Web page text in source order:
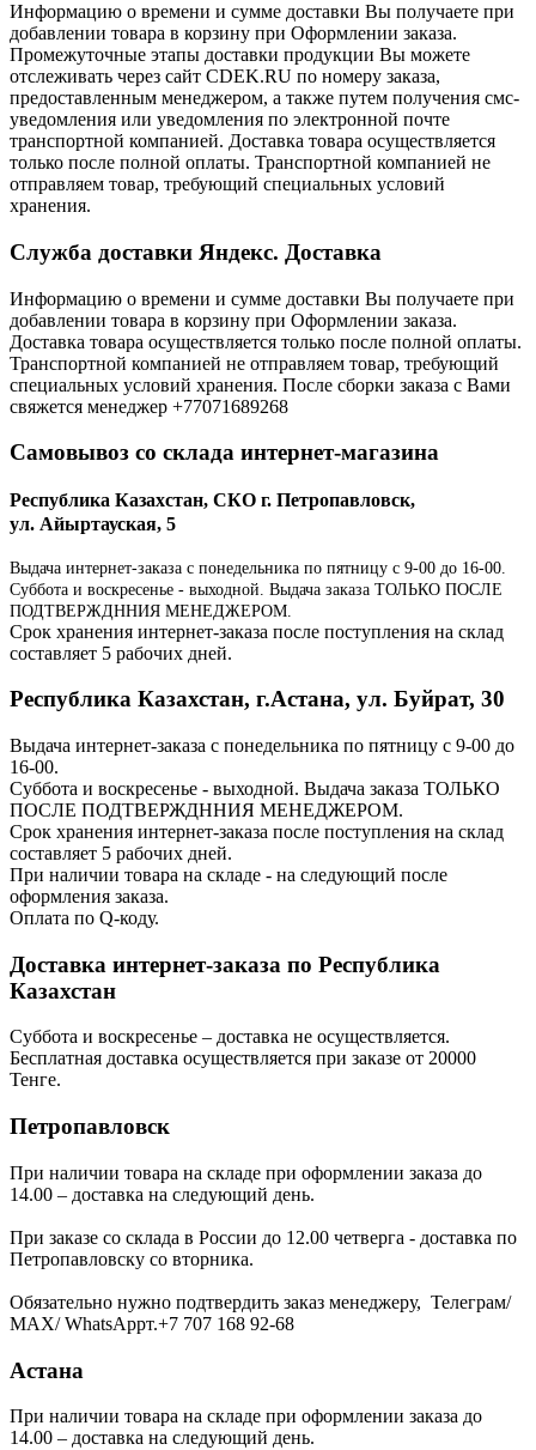
Информацию о времени и сумме доставки Вы получаете при
добавлении товара в корзину при Оформлении заказа.
Промежуточные этапы доставки продукции Вы можете
отслеживать через сайт CDEK.RU по номеру заказа,
предоставленным менеджером, а также путем получения смс-
уведомления или уведомления по электронной почте
транспортной компанией. Доставка товара осуществляется
только после полной оплаты. Транспортной компанией не
отправляем товар, требующий специальных условий
хранения.
Служба доставки Яндекс. Доставка
Информацию о времени и сумме доставки Вы получаете при
добавлении товара в корзину при Оформлении заказа.
Доставка товара осуществляется только после полной оплаты.
Транспортной компанией не отправляем товар, требующий
специальных условий хранения. После сборки заказа с Вами
свяжется менеджер +77071689268
Самовывоз со склада интернет-магазина
Республика Казахстан, СКО г. Петропавловск,
ул. Айыртауская, 5
Выдача интернет-заказа с понедельника по пятницу с 9-00 до 16-00.
Суббота и воскресенье - выходной. Выдача заказа ТОЛЬКО ПОСЛЕ
ПОДТВЕРЖДННИЯ МЕНЕДЖЕРОМ.
Срок хранения интернет-заказа после поступления на склад
составляет 5 рабочих дней.
Республика Казахстан, г.Астана, ул. Буйрат, 30
Выдача интернет-заказа с понедельника по пятницу с 9-00 до
16-00.
Суббота и воскресенье - выходной. Выдача заказа ТОЛЬКО
ПОСЛЕ ПОДТВЕРЖДННИЯ МЕНЕДЖЕРОМ.
Срок хранения интернет-заказа после поступления на склад
составляет 5 рабочих дней.
При наличии товара на складе - на следующий после
оформления заказа.
Оплата по Q-коду.
Доставка интернет-заказа по Республика
Казахстан
Суббота и воскресенье – доставка не осуществляется.
Бесплатная доставка осуществляется при заказе от 20000
Тенге.
Петропавловск
При наличии товара на складе при оформлении заказа до
14.00 – доставка на следующий день.
При заказе со склада в России до 12.00 четверга - доставка по
Петропавловску со вторника.
Обязательно нужно подтвердить заказ менеджеру, Телеграм/
МАХ/ WhatsAppт.+7 707 168 92-68
Астана
При наличии товара на складе при оформлении заказа до
14.00 – доставка на следующий день.